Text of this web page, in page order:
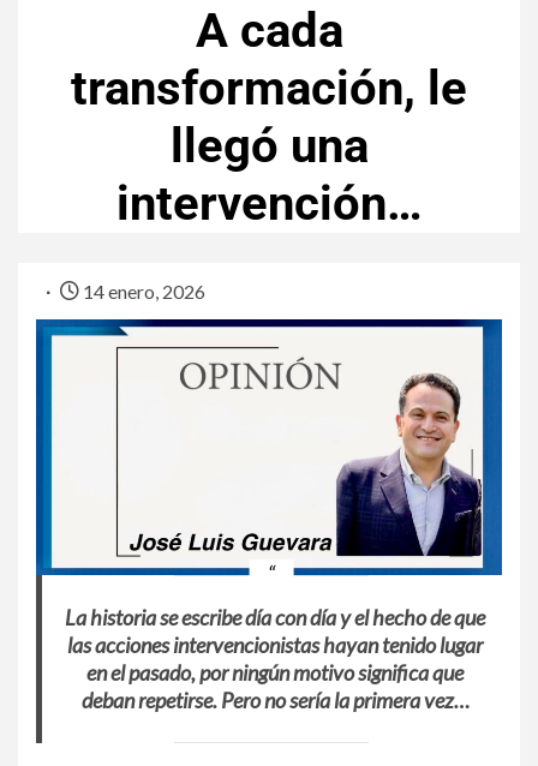
A cada
transformación, le
llegó una
intervención…
14 enero, 2026
La historia se escribe día con día y el hecho de que
las acciones intervencionistas hayan tenido lugar
en el pasado, por ningún motivo significa que
deban repetirse. Pero no sería la primera vez…